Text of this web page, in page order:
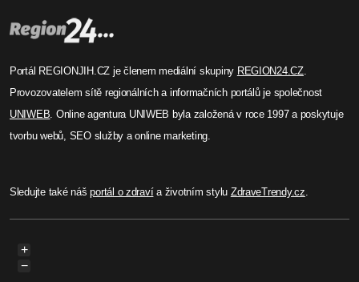
Portál REGIONJIH.CZ je členem mediální skupiny REGION24.CZ.
Provozovatelem sítě regionálních a informačních portálů je společnost
UNIWEB . Online agentura UNIWEB byla založená v roce 1997 a poskytuje
tvorbu webů, SEO služby a online marketing.
Sledujte také nášportál o zdravía životním stylu ZdraveTrendy.cz
+
−